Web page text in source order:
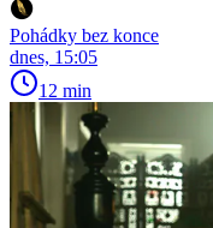
Pohádky bez konce
dnes, 15:05
12 min